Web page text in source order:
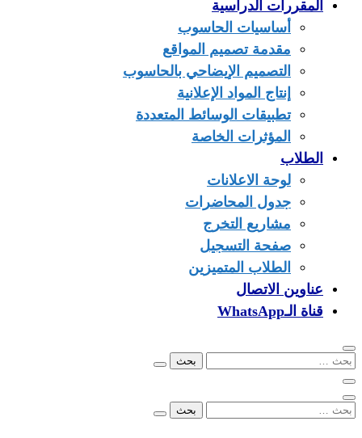
المقررات الدراسية
أساسيات الحاسوب
مقدمة تصميم المواقع
التصميم الإيضاحي بالحاسوب
إنتاج المواد الإعلانية
تطبيقات الوسائط المتعددة
المؤثرات الخاصة
الطلاب
لوحة الاعلانات
جدول المحاضرات
مشاريع التخرج
صفحة التسجيل
الطلاب المتميزين
عناوين الاتصال
قناة الـWhatsApp
البحث
عن:
البحث